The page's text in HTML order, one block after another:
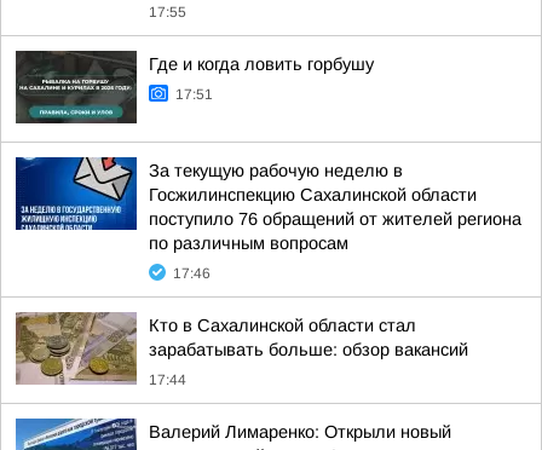
17:55
Где и когда ловить горбушу
17:51
За текущую рабочую неделю в
Госжилинспекцию Сахалинской области
поступило 76 обращений от жителей региона
по различным вопросам
17:46
Кто в Сахалинской области стал
зарабатывать больше: обзор вакансий
17:44
Валерий Лимаренко: Открыли новый